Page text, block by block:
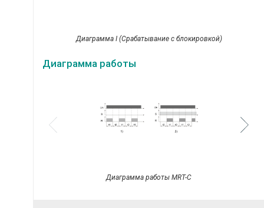
Диаграмма I (Срабатывание с блокировкой)
Диаграмма работы
Диаграмма работы MRT-C